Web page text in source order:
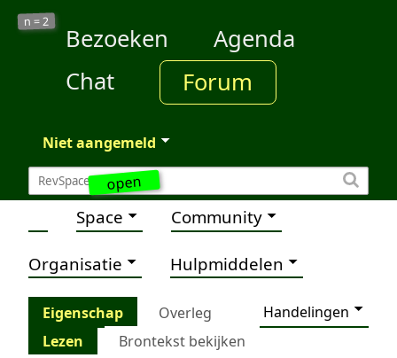
open
n =2
Bezoeken
Agenda
Chat
Forum
Niet aangemeld
Space Community
Organisatie Hulpmiddelen
Eigenschap Overleg
Handelingen
Lezen
Brontekst bekijken